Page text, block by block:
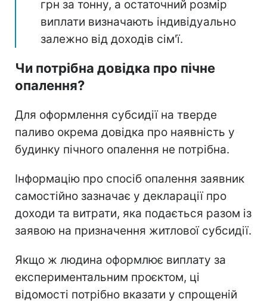
грн за тонну, а остаточний розмір
виплати визначають індивідуально
залежно від доходів сім'ї.
Чи потрібна довідка про пічне
опалення?
Для оформлення субсидії на тверде
паливо окрема довідка про наявність у
будинку пічного опалення не потрібна.
Інформацію про спосіб опалення заявник
самостійно зазначає у декларації про
доходи та витрати, яка подається разом із
заявою на призначення житлової субсидії.
Якщо ж людина оформлює виплату за
експериментальним проєктом, ці
відомості потрібно вказати у спрощеній